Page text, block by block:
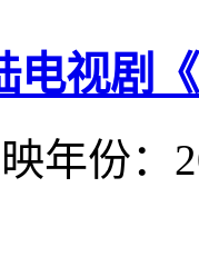
电视剧
映年份：